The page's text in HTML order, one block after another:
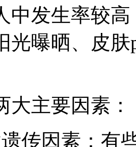
中发生率较
光曝晒、皮
大主要因素：
传因素：有